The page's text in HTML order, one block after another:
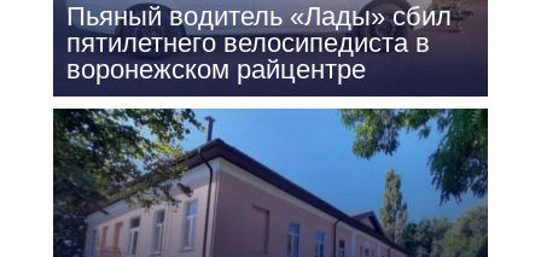
Пьяный водитель «Лады» сбил
пятилетнего велосипедиста в
воронежском райцентре